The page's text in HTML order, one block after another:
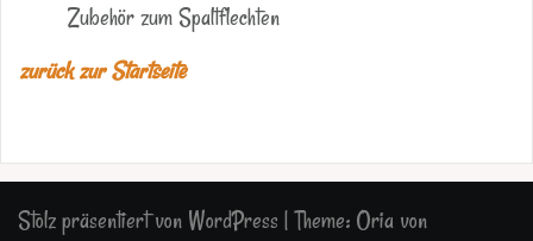
Zubehör zum Spaltflechten
zurück zur Startseite
Stolz präsentiert von WordPress |Theme: Oria von